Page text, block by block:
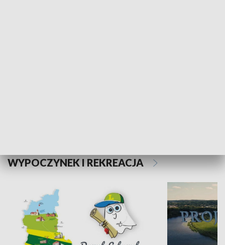
WYPOCZYNEK I REKREACJA